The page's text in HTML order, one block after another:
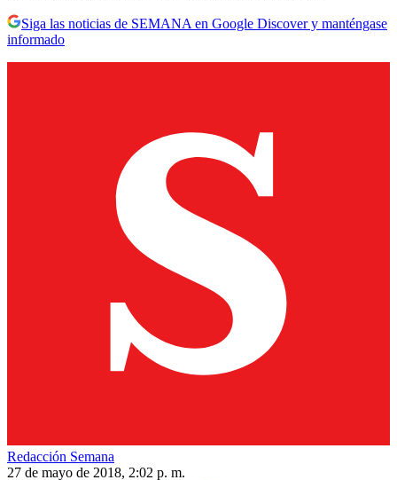
Siga las noticias de SEMANA en Google Discover y manténgase
informado
Redacción Semana
27 de mayo de 2018, 2:02 p. m.